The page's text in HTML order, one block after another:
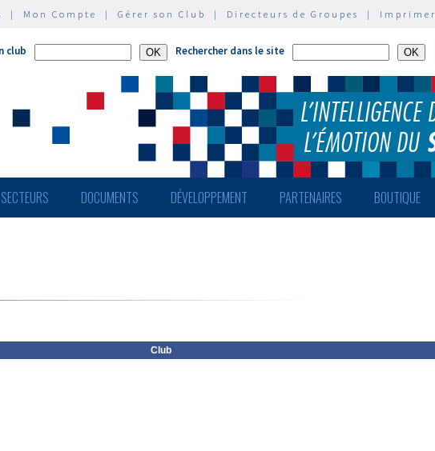
| Mon Compte | Gérer son Club | Directeurs de Groupes | Imprimer
club Rechercher dans le site
SECTEURS DOCUMENTS DÉVELOPPEMENT PARTENAIRES BOUTIQUE
Club